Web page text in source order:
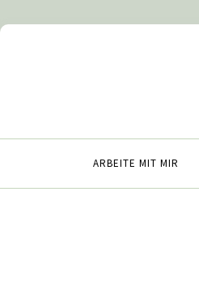
ARBEITE MIT MIR